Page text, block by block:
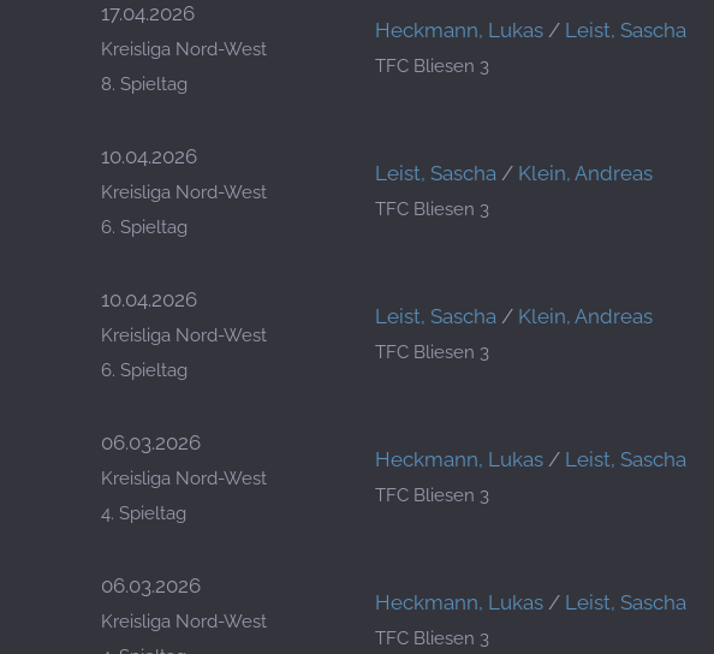
17.04.2026
Kreisliga Nord-West
8. Spieltag
Heckmann, Lukas / Leist, Sascha
TFC Bliesen 3
10.04.2026
Kreisliga Nord-West
6. Spieltag
Leist, Sascha / Klein, Andreas
TFC Bliesen 3
10.04.2026
Kreisliga Nord-West
6. Spieltag
Leist, Sascha / Klein, Andreas
TFC Bliesen 3
06.03.2026
Kreisliga Nord-West
4. Spieltag
Heckmann, Lukas / Leist, Sascha
TFC Bliesen 3
06.03.2026
Kreisliga Nord-West
Heckmann, Lukas / Leist, Sascha
TFC Bliesen 3